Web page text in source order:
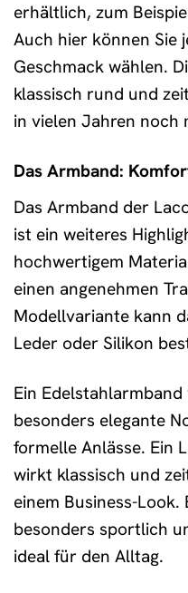
erhältlich, zum
Auch hier können Sie
Geschmack wählen.
klassisch rund und
in vielen Jahren
Das Armband:
Das Armband der
ist ein weiteres
hochwertigem
einen angenehmen
Modellvariante kann
Leder oder Silikon
Ein
besonders elegante
formelle Anlässe. Ein
wirkt klassisch und
einem Business-
besonders sportlich
ideal für den Alltag.